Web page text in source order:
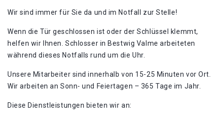
Wir sind immer für Sie da und im Notfall zur Stelle!
Wenn die Tür geschlossen ist oder der Schlüssel klemmt,
helfen wir Ihnen. Schlosser in Bestwig Valme arbeiteten
während dieses Notfalls rund um die Uhr.
Unsere Mitarbeiter sind innerhalb von 15-25 Minuten vor Ort.
Wir arbeiten an Sonn- und Feiertagen – 365 Tage im Jahr.
Diese Dienstleistungen bieten wir an: